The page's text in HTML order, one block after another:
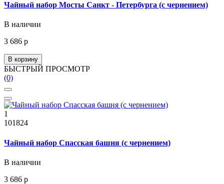
Чайный набор Мосты Санкт - Петербурга (с чернением)
В наличии
3 686 р
В корзину
БЫСТРЫЙ ПРОСМОТР
(0)
1
101824
Чайный набор Спасская башня (с чернением)
В наличии
3 686 р